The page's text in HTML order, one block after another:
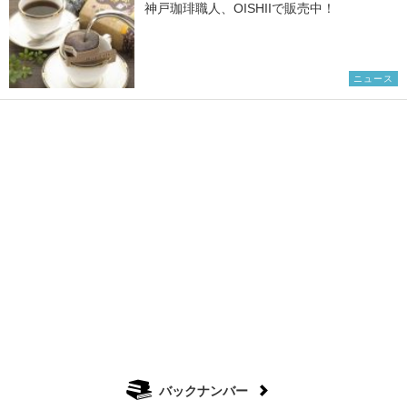
神戸珈琲職人、OISHIIで販売中！
ニュース
バックナンバー